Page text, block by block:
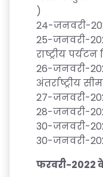
)
24-जनवरी-
25-जनवरी-
राष्ट्रीयपर्यटन
26-जनवरी-
अंतर्राष्ट्रीय
27-जनवरी-
28-जनवरी-
30-जनवरी-
30-जनवरी-
फरवरी-2022